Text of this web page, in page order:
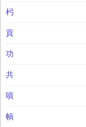
杛
貢
功
共
嗊
幊